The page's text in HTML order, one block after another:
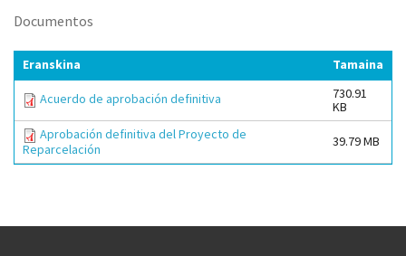
Documentos
Eranskina Tamaina
Acuerdo de aprobación definitiva
730.91
KB
Aprobación definitiva del Proyecto de
Reparcelación
39.79 MB